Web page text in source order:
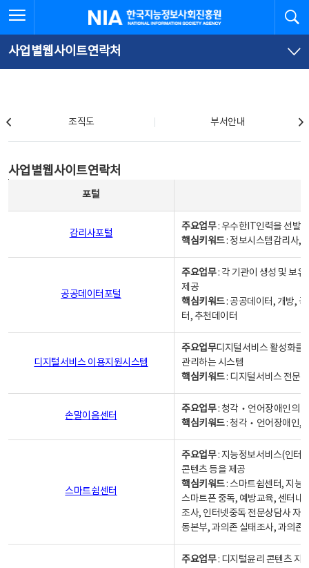
문
로
가
체
뉴
바
가
한국지능정보사회진흥원
사업별웹사이트연락처
조직도 부서안내
사업별웹사이트연락처
포털
감리사포털
주요업무: 우수한IT인력을 선발
핵심키워드: 정보시스템감리사,
공공데이터포털
주요업무: 각 기관이 생성 및 보
제공
핵심키워드: 공공데이터, 개방,
터, 추천데이터
디지털서비스 이용지원시스템
주요업무디지털서비스 활성화를
관리하는 시스템
핵심키워드: 디지털서비스 전문
손말이음센터
주요업무: 청각‧언어장애인의
핵심키워드: 청각‧언어장애인,
스마트쉼센터
주요업무: 지능정보서비스(인터
콘텐츠 등을 제공
핵심키워드: 스마트쉼센터, 지능
스마트폰 중독, 예방교육, 센터내
조사, 인터넷중독 전문상담사 자
동본부, 과의존 실태조사, 과의존
주요업무: 디지털윤리 콘텐츠 지